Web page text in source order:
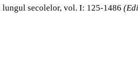
secolelor, vol. I: 125-1486